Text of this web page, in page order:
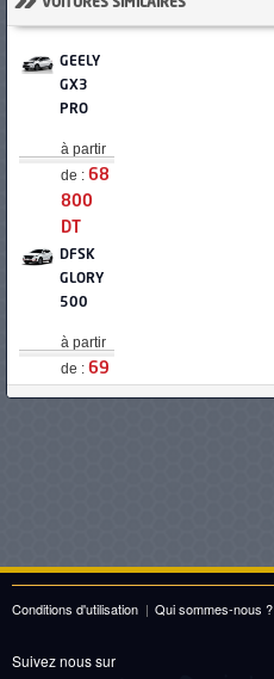
VOITURES SIMILAIRES
GEELY
GX3
PRO
à partir
de : 68
800
DT
DFSK
GLORY
500
à partir
de : 69
900
800
DT
OPEL
Conditions d'utilisation | Qui sommes-nous ?
Suivez nous sur